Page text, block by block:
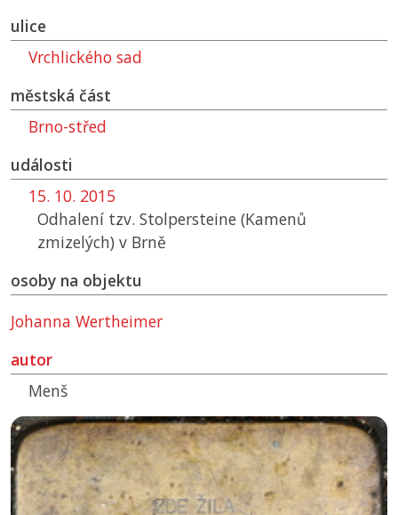
ulice
Vrchlického sad
městská část
Brno-střed
události
15. 10. 2015
Odhalení tzv. Stolpersteine (Kamenů
zmizelých) v Brně
osoby na objektu
Johanna Wertheimer
autor
Menš